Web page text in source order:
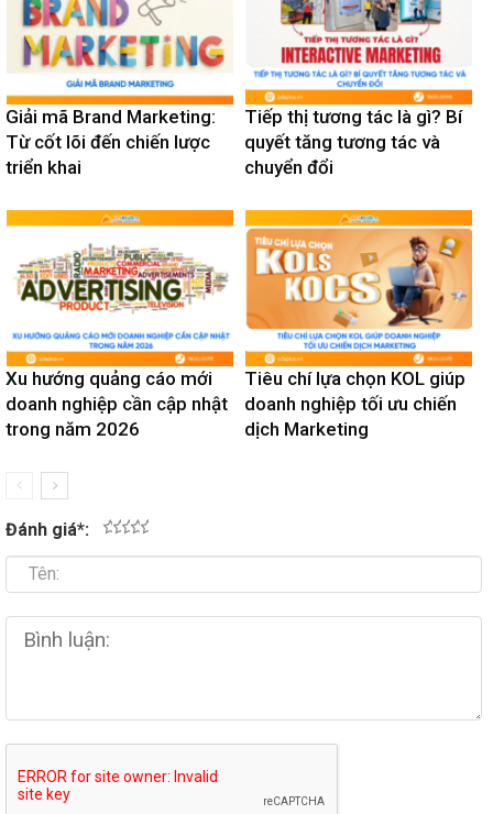
Giải mã Brand Marketing:
Từ cốt lõi đến chiến lược
triển khai
Tiếp thị tương tác là gì? Bí
quyết tăng tương tác và
chuyển đổi
Xu hướng quảng cáo mới
doanh nghiệp cần cập nhật
trong năm 2026
Tiêu chí lựa chọn KOL giúp
doanh nghiệp tối ưu chiến
dịch Marketing
Đánh giá*: